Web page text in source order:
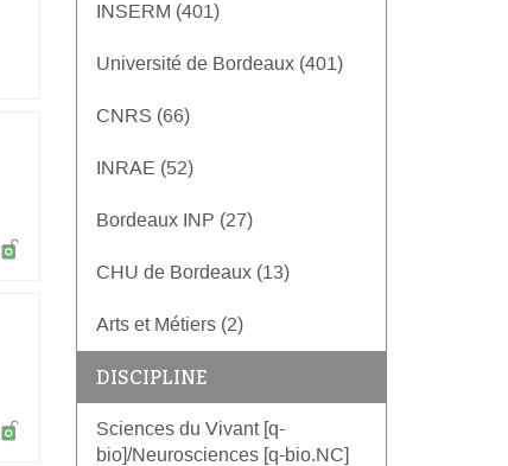
INSERM (401)
Université de Bordeaux (401)
CNRS (66)
INRAE (52)
Bordeaux INP (27)
CHU de Bordeaux (13)
Arts et Métiers (2)
DISCIPLINE
Sciences du Vivant [q-
bio]/Neurosciences [q-bio.NC]